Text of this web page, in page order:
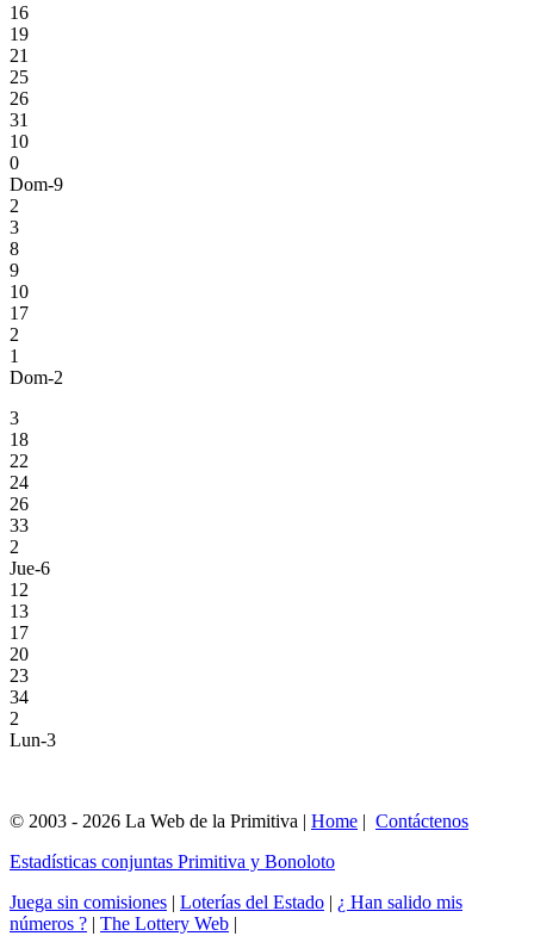
16
19
21
25
26
31
10
0
Dom-9
2
3
8
9
10
17
2
1
Dom-2
3
18
22
24
26
33
2
Jue-6
12
13
17
20
23
34
2
Lun-3
© 2003 - 2026 La Web de la Primitiva | Home | Contáctenos
Estadísticas conjuntas Primitiva y Bonoloto
Juega sin comisiones | Loterías del Estado | ¿ Han salido mis
números ? | The Lottery Web |